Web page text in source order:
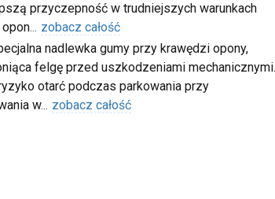
przyczepność w trudniejszych warunkach
... zobacz całość
nadlewka gumy przy krawędzi opony,
felgę przed uszkodzeniami mechanicznymi.
otarć podczas parkowania przy
w... zobacz całość